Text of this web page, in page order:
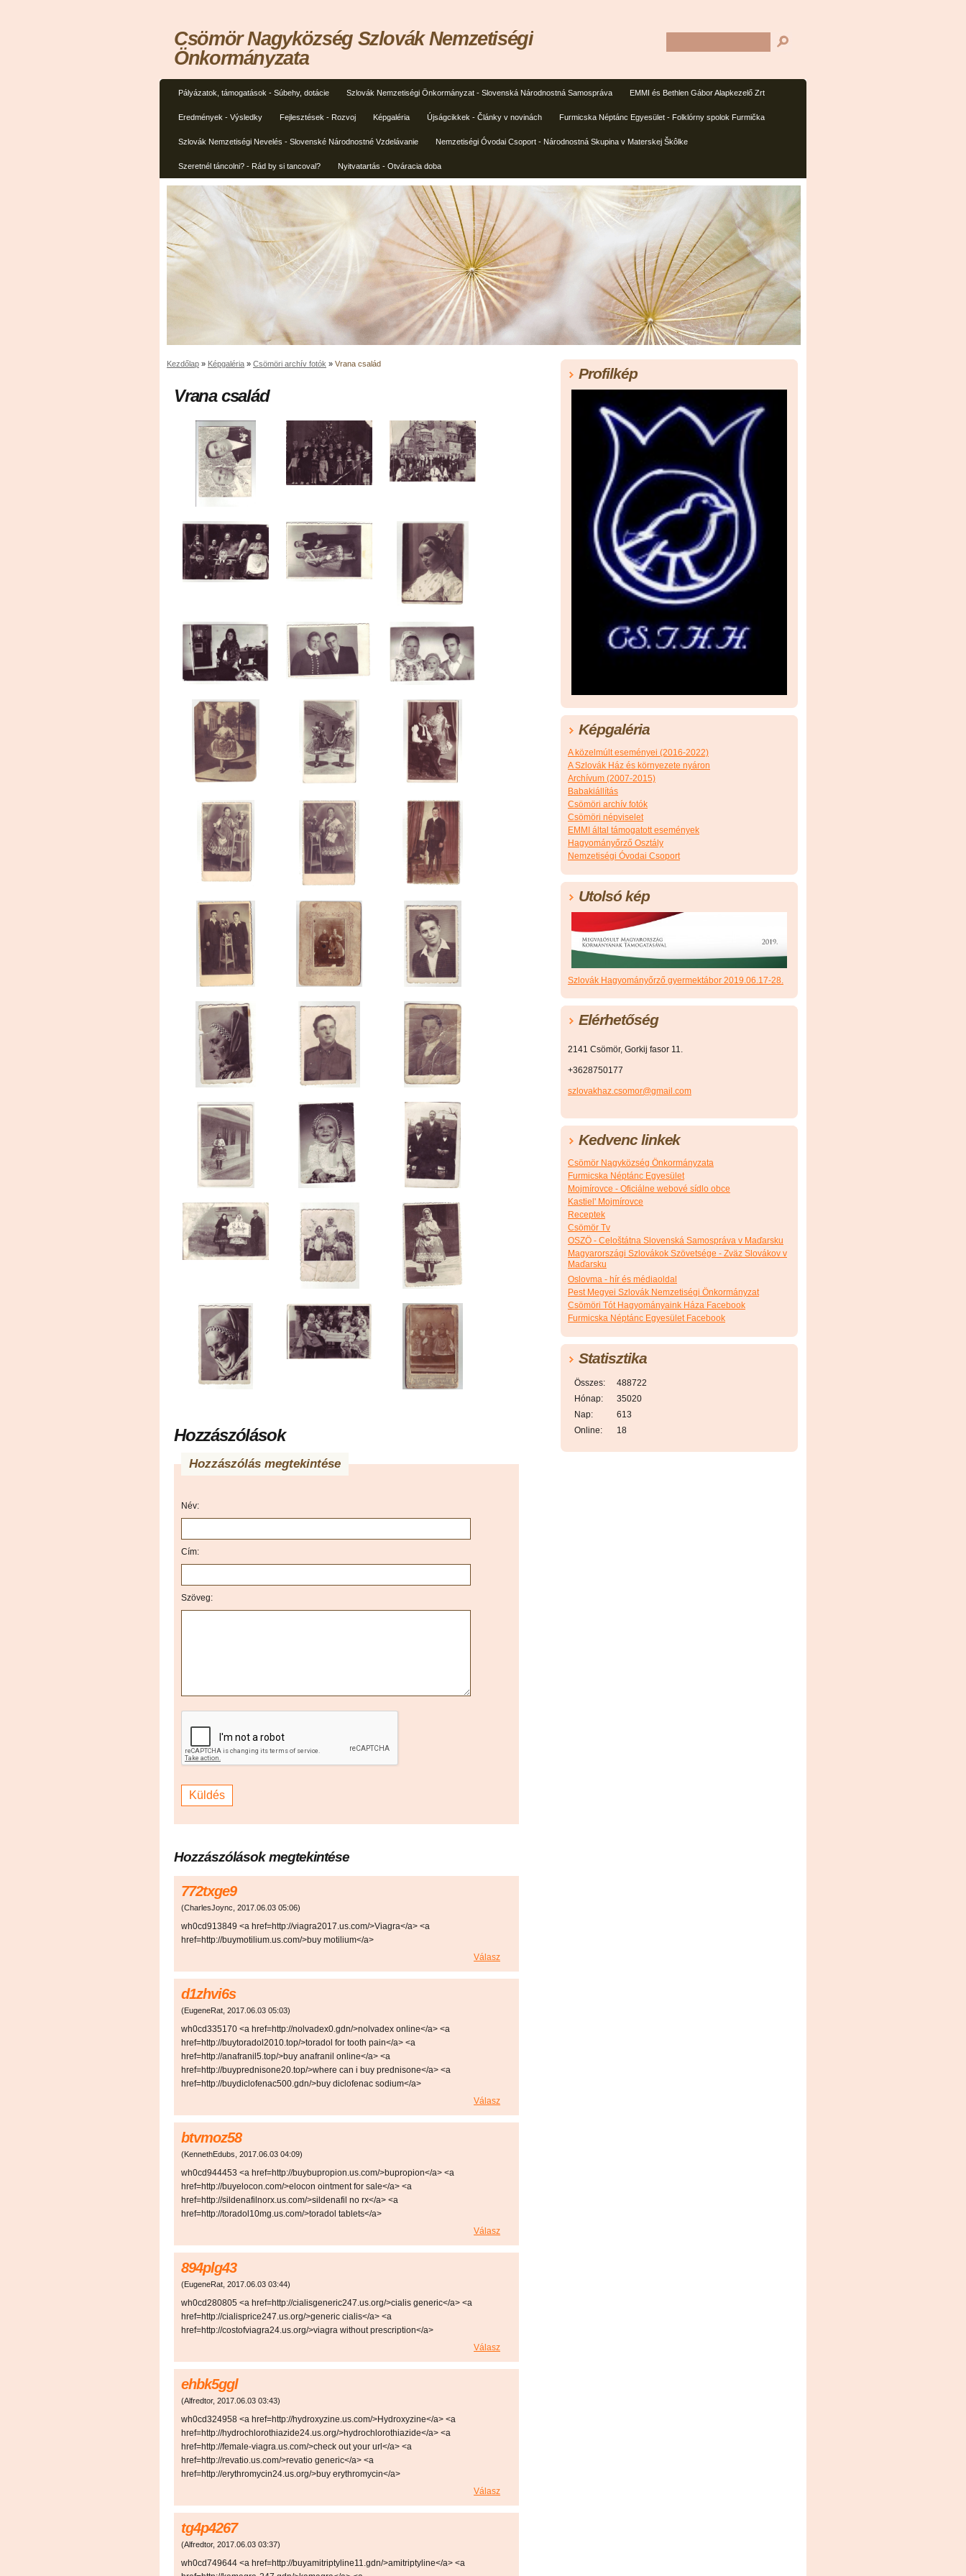
Pályázatok, támogatások - Súbehy, dotácie Szlovák Nemzetiségi Önkormányzat - Slovenská Národnostná Samospráva EMMI és Bethlen Gábor Alapkezelő Zrt
Eredmények - Výsledky Fejlesztések - Rozvoj Képgaléria Újságcikkek - Články v novinách Furmicska Néptánc Egyesület - Folklórny spolok Furmička
Szlovák Nemzetiségi Nevelés - Slovenské Národnostné Vzdelávanie Nemzetiségi Óvodai Csoport - Národnostná Skupina v Materskej Škôlke
Szeretnél táncolni? - Rád by si tancoval? Nyitvatartás - Otváracia doba
Csömör Nagyközség Szlovák Nemzetiségi
Önkormányzata
Kezdőlap » Képgaléria » Csömöri archív fotók » Vrana család
Vrana család
Hozzászólások
Hozzászólás megtekintése
Név:
Cím:
Szöveg:
Hozzászólások megtekintése
772txge9
(CharlesJoync 2017.06.03 05:06)
wh0cd913849 <a href=http://viagra2017.us.com/>Viagra</a> <a
href=http://buymotilium.us.com/>buy motilium</a>
Válasz
d1zhvi6s
(EugeneRat 2017.06.03 05:03)
wh0cd335170 <a href=http://nolvadex0.gdn/>nolvadex online</a> <a
href=http://buytoradol2010.top/>toradol for tooth pain</a> <a
href=http://anafranil5.top/>buy anafranil online</a> <a
href=http://buyprednisone20.top/>where can i buy prednisone</a> <a
href=http://buydiclofenac500.gdn/>buy diclofenac sodium</a>
Válasz
btvmoz58
(KennethEdubs 2017.06.03 04:09)
wh0cd944453 <a href=http://buybupropion.us.com/>bupropion</a> <a
href=http://buyelocon.com/>elocon ointment for sale</a> <a
href=http://sildenafilnorx.us.com/>sildenafil no rx</a> <a
href=http://toradol10mg.us.com/>toradol tablets</a>
Válasz
894plg43
(EugeneRat 2017.06.03 03:44)
wh0cd280805 <a href=http://cialisgeneric247.us.org/>cialis generic</a> <a
href=http://cialisprice247.us.org/>generic cialis</a> <a
href=http://costofviagra24.us.org/>viagra without prescription</a>
Válasz
ehbk5ggl
(Alfredtor, 2017.06.03 03:43)
wh0cd324958 <a href=http://hydroxyzine.us.com/>Hydroxyzine</a> <a
href=http://hydrochlorothiazide24.us.org/>hydrochlorothiazide</a> <a
href=http://female-viagra.us.com/>check out your url</a> <a
href=http://revatio.us.com/>revatio generic</a> <a
href=http://erythromycin24.us.org/>buy erythromycin</a>
Válasz
tg4p4267
(Alfredtor, 2017.06.03 03:37)
wh0cd749644 <a href=http://buyamitriptyline11.gdn/>amitriptyline</a> <a
Profilkép
Képgaléria
A közelmúlt eseményei (2016-2022)
A Szlovák Ház és környezete nyáron
Archívum (2007-2015)
Babakiállítás
Csömöri archív fotók
Csömöri népviselet
EMMI által támogatott események
Hagyományőrző Osztály
Nemzetiségi Óvodai Csoport
Utolsó kép
Szlovák Hagyományőrző gyermektábor 2019.06.17-28.
Elérhetőség
2141 Csömör, Gorkij fasor 11.
+3628750177
szlovakhaz.csomor@gmail.com
Kedvenc linkek
Csömör Nagyközség Önkormányzata
Furmicska Néptánc Egyesület
Mojmírovce - Oficiálne webové sídlo obce
Kastiel' Mojmírovce
Receptek
Csömör Tv
OSZÖ - Celoštátna Slovenská Samospráva v Maďarsku
Magyarországi Szlovákok Szövetsége - Zväz Slovákov v
Maďarsku
Oslovma - hír és médiaoldal
Pest Megyei Szlovák Nemzetiségi Önkormányzat
Csömöri Tót Hagyományaink Háza Facebook
Furmicska Néptánc Egyesület Facebook
Statisztika
Online: 18
Összes:
488722
Hónap:
35020
Nap:
613